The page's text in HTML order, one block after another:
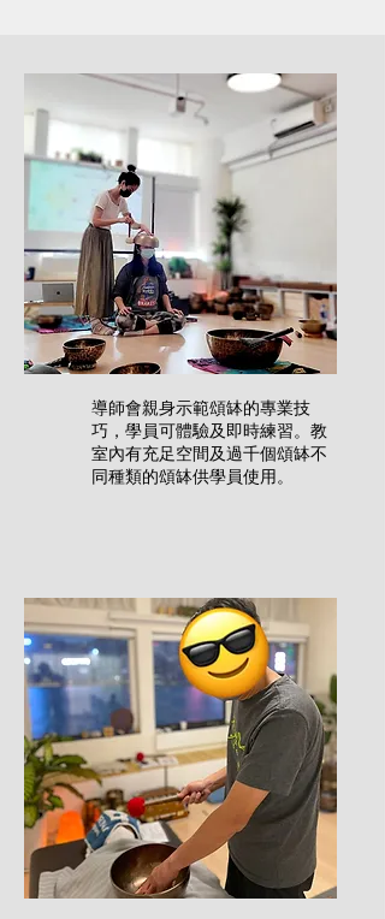
導師會親身示範頌缽的專業技
巧，學員可體驗及即時練習。教
室內有充足空間及過千個頌缽不
同種類的頌缽供學員使用。